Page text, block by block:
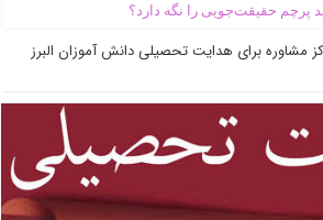
پرچم حقیقت‌جویی را نگه دارد؟
مشاوره برای هدایت تحصیلی دانش آموزان البرز